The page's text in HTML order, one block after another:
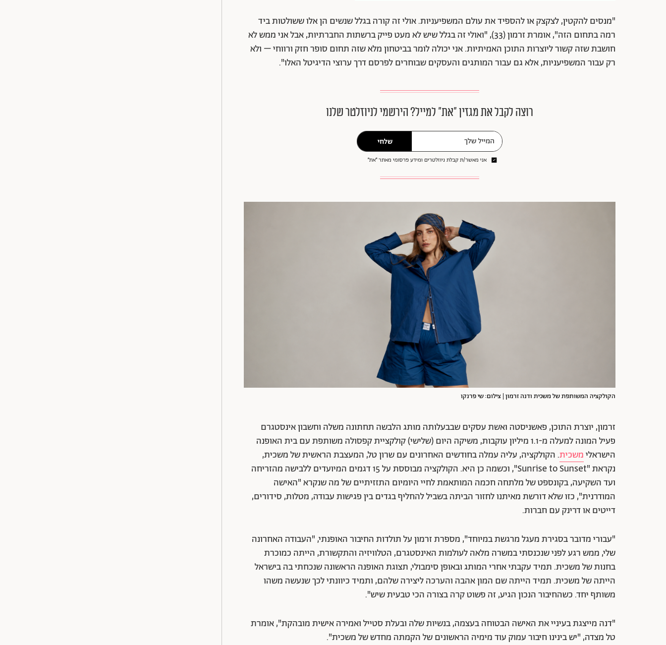
"מנסים להקטין, לצקצק או להספיד את עולם המשפיעניות. אולי זה קורה בגלל שנשים הן אלו ששולטות ביד
רמה בתחום הזה", אומרת זרמון (33), "ואולי זה בגלל שיש לא מעט פייק ברשתות החברתיות, אבל אני ממש לא
חושבת שזה קשור ליוצרות התוכן האמיתיות. אני יכולה לומר בביטחון מלא שזה תחום סופר חזק ורווחי – ולא
רק עבור המשפיעניות, אלא גם עבור המותגים והעסקים שבוחרים לפרסם דרך ערוצי הדיגיטל האלו".
רוצה לקבל את מגזין ״את״ למייל? הירשמי לניוזלטר שלנו
שלחי
אני מאשר/ת קבלת ניוזלטרים ומידע פרסומי מאתר ״את״
הקולקציה המשותפת של משכית ודנה זרמון | צילום: שי פרנקו
זרמון, יוצרת התוכן, פאשניסטה ואשת עסקים שבבעלותה מותג הלבשה תחתונה משלה וחשבון אינסטגרם
פעיל המונה למעלה מ-1.1 מיליון עוקבות, משיקה היום (שלישי) קולקציית קפסולה משותפת עם בית האופנה
הישראלימשכית. הקולקציה, עליה עמלה בחודשים האחרונים עם שרון טל, המעצבת הראשית של משכית,
נקראת "Sunrise to Sunset", וכשמה כן היא. הקולקציה מבוססת על 15 דגמים המיועדים ללבישה מהזריחה
ועד השקיעה, בקונספט של מלתחה חכמה המותאמת לחיי היומיום התזזיתיים של מה שנקרא "האישה
המודרנית", כזו שלא דורשת מאיתנו לחזור הביתה בשביל להחליף בגדים בין פגישות עבודה, מטלות, סידורים,
דייטים או דרינק עם חברות.
"עבורי מדובר בסגירת מעגל מרגשת במיוחד", מספרת זרמון על תולדות החיבור האופנתי, "העבודה האחרונה
שלי, ממש רגע לפני שנכנסתי במשרה מלאה לעולמות האינסטגרם, הטלוויזיה והתקשורת, הייתה כמוכרת
בחנות של משכית. תמיד עקבתי אחרי המותג ובאופן סימבולי, תצוגת האופנה הראשונה שנכחתי בה בישראל
הייתה של משכית. תמיד הייתה שם המון אהבה והערכה ליצירה שלהם, ותמיד כיוונתי לכך שנעשה משהו
משותף יחד. כשהחיבור הנכון הגיע, זה פשוט קרה בצורה הכי טבעית שיש".
"דנה מייצגת בעיניי את האישה הבטוחה בעצמה, בנשיות שלה ובעלת סטייל ואמירה אישית מובהקת", אומרת
טל מצדה, "יש בינינו חיבור עמוק עוד מימיה הראשונים של הקמתה מחדש של משכית".